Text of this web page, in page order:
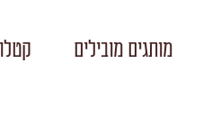
מותגים מובילים